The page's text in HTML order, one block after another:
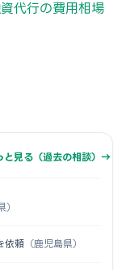
代行の費用相場
と見る（過去の相談）→
）
依頼 （鹿児島県）